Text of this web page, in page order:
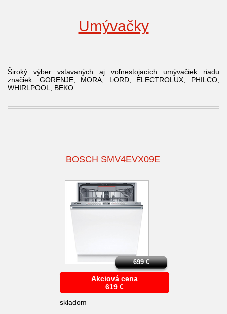
Umývačky
Široký výber vstavaných aj voľnestojacích umývačiek riadu
značiek: GORENJE, MORA, LORD, ELECTROLUX, PHILCO,
WHIRLPOOL, BEKO
BOSCH SMV4EVX09E
Akciová cena
619 €
skladom
699€